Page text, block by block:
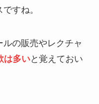
すね。
の販売やレクチャ
は多いと覚えておい